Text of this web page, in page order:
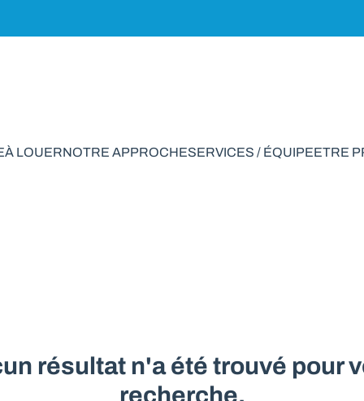
À LOUERNOTRE APPROCHESERVICES / ÉQUIPEETRE
résultat n'a été trouvé pour